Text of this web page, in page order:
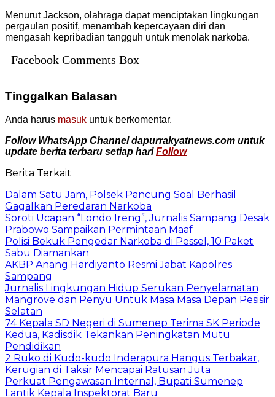
Menurut Jackson, olahraga dapat menciptakan lingkungan
pergaulan positif, menambah kepercayaan diri dan
mengasah kepribadian tangguh untuk menolak narkoba.
Facebook Comments Box
Tinggalkan Balasan
Anda harus masuk untuk berkomentar.
Follow WhatsApp Channel dapurrakyatnews.com untuk
update berita terbaru setiap hariFollow
Berita Terkait
Dalam Satu Jam, Polsek Pancung Soal Berhasil
Gagalkan Peredaran Narkoba
Soroti Ucapan “Londo Ireng”, Jurnalis Sampang Desak
Prabowo Sampaikan Permintaan Maaf
Polisi Bekuk Pengedar Narkoba di Pessel, 10 Paket
Sabu Diamankan
AKBP Anang Hardiyanto Resmi Jabat Kapolres
Sampang
Jurnalis Lingkungan Hidup Serukan Penyelamatan
Mangrove dan Penyu Untuk Masa Masa Depan Pesisir
Selatan
74 Kepala SD Negeri di Sumenep Terima SK Periode
Kedua, Kadisdik Tekankan Peningkatan Mutu
Pendidikan
2 Ruko di Kudo-kudo Inderapura Hangus Terbakar,
Kerugian di Taksir Mencapai Ratusan Juta
Perkuat Pengawasan Internal, Bupati Sumenep
Lantik Kepala Inspektorat Baru